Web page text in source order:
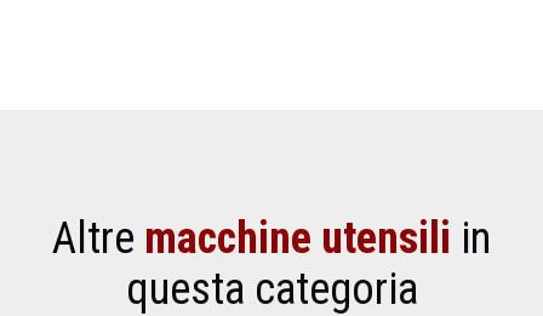
Altre macchine utensili in
questa categoria